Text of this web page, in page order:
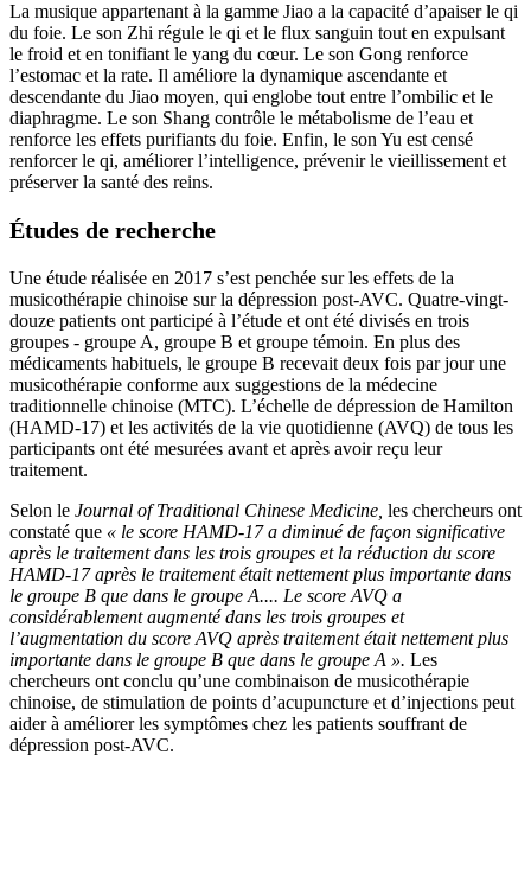
La musique appartenant à la gamme Jiao a la capacité d’apaiser le qi
du foie. Le son Zhi régule le qi et le flux sanguin tout en expulsant
le froid et en tonifiant le yang du cœur. Le son Gong renforce
l’estomac et la rate. Il améliore la dynamique ascendante et
descendante du Jiao moyen, qui englobe tout entre l’ombilic et le
diaphragme. Le son Shang contrôle le métabolisme de l’eau et
renforce les effets purifiants du foie. Enfin, le son Yu est censé
renforcer le qi, améliorer l’intelligence, prévenir le vieillissement et
préserver la santé des reins.
Études de recherche
Une étude réalisée en 2017 s’est penchée sur les effets de la
musicothérapie chinoise sur la dépression post-AVC. Quatre-vingt-
douze patients ont participé à l’étude et ont été divisés en trois
groupes - groupe A, groupe B et groupe témoin. En plus des
médicaments habituels, le groupe B recevait deux fois par jour une
musicothérapie conforme aux suggestions de la médecine
traditionnelle chinoise (MTC). L’échelle de dépression de Hamilton
(HAMD-17) et les activités de la vie quotidienne (AVQ) de tous les
participants ont été mesurées avant et après avoir reçu leur
traitement.
Selon le Journal of Traditional Chinese Medicine, les chercheurs ont
constaté que « le score HAMD-17 a diminué de façon significative
après le traitement dans les trois groupes et la réduction du score
HAMD-17 après le traitement était nettement plus importante dans
le groupe B que dans le groupe A.... Le score AVQ a
considérablement augmenté dans les trois groupes et
l’augmentation du score AVQ après traitement était nettement plus
importante dans le groupe B que dans le groupe A ». Les
chercheurs ont conclu qu’une combinaison de musicothérapie
chinoise, de stimulation de points d’acupuncture et d’injections peut
aider à améliorer les symptômes chez les patients souffrant de
dépression post-AVC.